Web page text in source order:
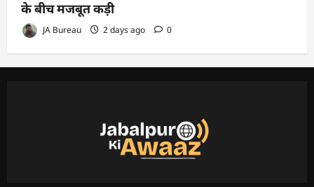
के बीच मजबूत कड़ी
JA Bureau 2 days ago 0